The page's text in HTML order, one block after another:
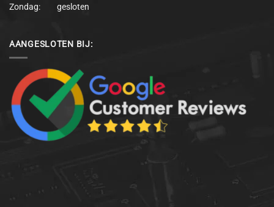
Zondag: gesloten
AANGESLOTEN BIJ: